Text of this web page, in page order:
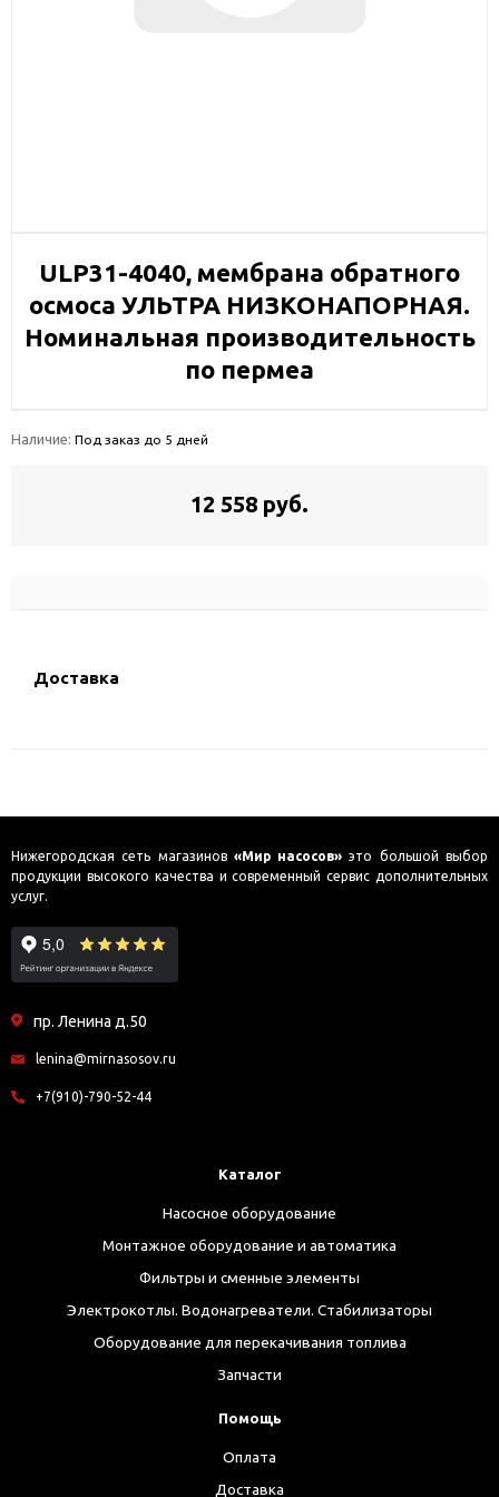
ULP31-4040, мембрана обратного
осмоса УЛЬТРА НИЗКОНАПОРНАЯ.
Номинальная производительность
по пермеа
Наличие: Под заказ до 5 дней
12 558 руб.
Доставка
Нижегородская сеть магазинов «Мир насосов» это большой выбор
продукции высокого качества и современный сервис дополнительных
услуг.
пр. Ленина д.50
lenina@mirnasosov.ru
+7(910)-790-52-44
Каталог
Насосное оборудование
Монтажное оборудование и автоматика
Фильтры и сменные элементы
Электрокотлы. Водонагреватели. Стабилизаторы
Оборудование для перекачивания топлива
Запчасти
Помощь
Оплата
Доставка